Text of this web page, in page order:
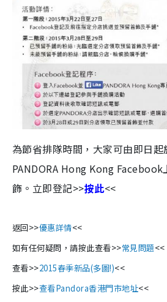
為節省排隊時間，大家可由即日
PANDORA Hong Kong
飾。立即登記>>按此<<
返回>>優惠詳情<<
如有任何疑問，請按此查看>>常見問題<<
查看>>2015春季新品(多圖!)<<
按此>>查看Pandora香港門市地址<<